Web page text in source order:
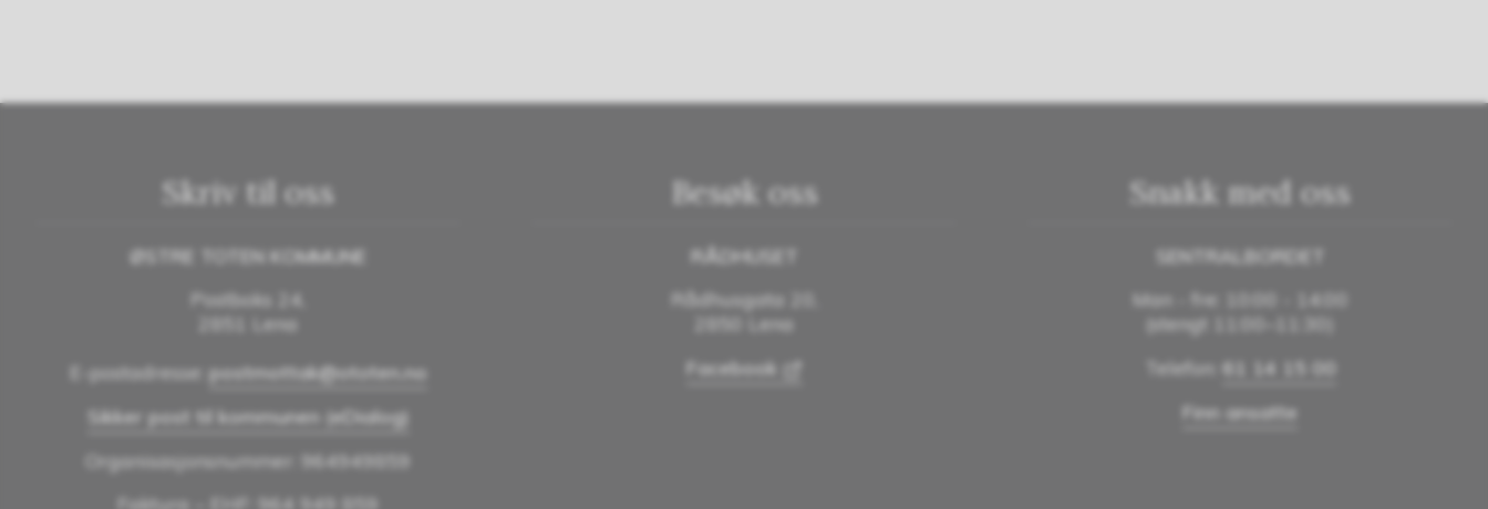
Skriv til oss
ØSTRE TOTEN KOMMUNE
Postboks 24,
2851 Lena
E-postadresse: postmottak@ototen.no
Sikker post til kommunen (eDialog)
Organisasjonsnummer: 964949859
Faktura – EHF: 964 949 859
Besøk oss
RÅDHUSET
Rådhusgata 20,
2850 Lena
Facebook
Snakk med oss
SENTRALBORDET
Man - fre: 10:00 - 14:00
(stengt 11:00–11:30)
Telefon: 61 14 15 00
Finn ansatte